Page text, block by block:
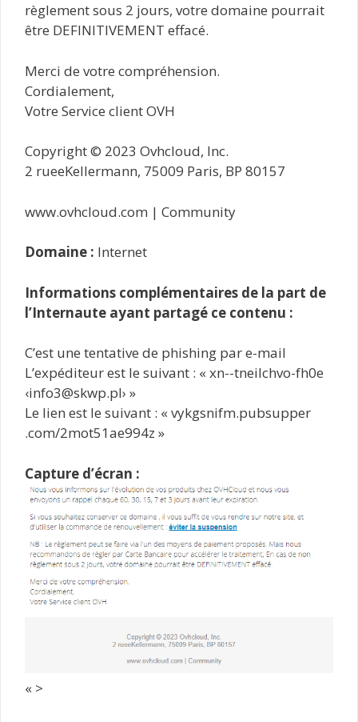
règlement sous 2 jours, votre domaine pourrait
être DEFINITIVEMENT effacé.
Merci de votre compréhension.
Cordialement,
Votre Service client OVH
Copyright © 2023 Ovhcloud, Inc.
2 r​ueeK​ell​​erm​ann, 7500​9 Par​​is, B​P 80​157
www.ovhcloud.com | Community
Domaine : Internet
Informations complémentaires de la part de
l’Internaute ayant partagé ce contenu :
C’est une tentative de phishing par e-mail
L’expéditeur est le suivant : « xn--tneilchvo-fh0e
‹info3@skwp.pl› »
Le lien est le suivant : « vykgsnifm.pubsupper
.com/2mot51ae994z »
Capture d’écran :
« >